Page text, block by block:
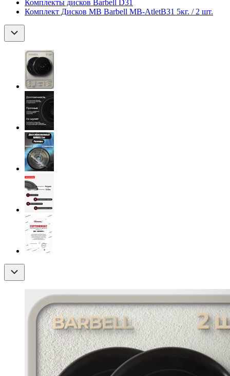
Комплекты дисков Barbell D31
Комплект Дисков MB Barbell MB-AtletB31 5кг. / 2 шт.